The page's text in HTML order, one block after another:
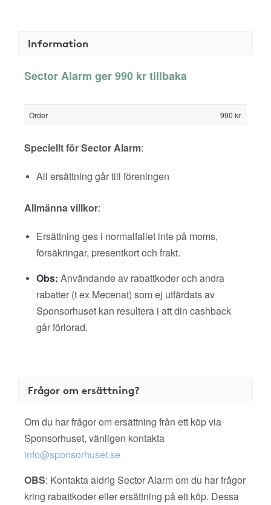
Information
Sector Alarm ger 990 kr tillbaka
Order 990 kr
Speciellt för Sector Alarm:
All ersättning går till föreningen
Allmänna villkor:
Ersättning ges i normalfallet inte på moms,
försäkringar, presentkort och frakt.
Obs: Användande av rabattkoder och andra
rabatter (t ex Mecenat) som ej utfärdats av
Sponsorhuset kan resultera i att din cashback
går förlorad.
Frågor om ersättning?
Om du har frågor om ersättning från ett köp via
Sponsorhuset, vänligen kontakta
info@sponsorhuset.se
OBS: Kontakta aldrig Sector Alarm om du har frågor
kring rabattkoder eller ersättning på ett köp. Dessa